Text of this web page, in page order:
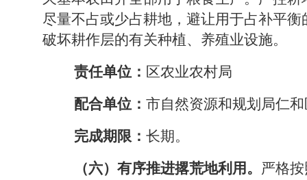
尽量不占或少占耕地，避让用于占补平
破坏耕作层的有关种植、养殖业设施。
责任单位： 区农业农村局
配合单位： 市自然资源和规划局仁
完成期限： 长期。
（六）有序推进撂荒地利用。
严格